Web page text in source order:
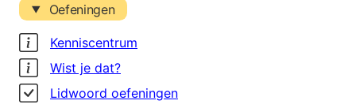
Oefeningen
Kenniscentrum
Wist je dat?
Lidwoord oefeningen